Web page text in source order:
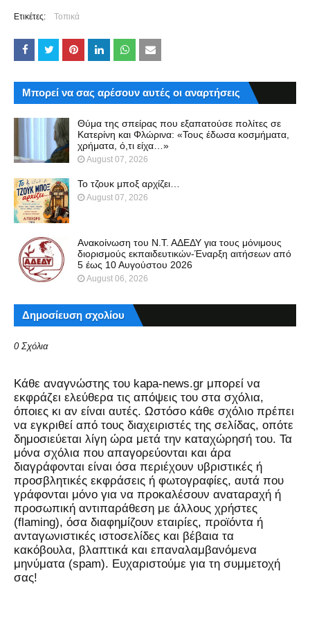
Ετικέτες: Τοπικά
Μπορεί να σας αρέσουν αυτές οι αναρτήσεις
Θύμα της σπείρας που εξαπατούσε πολίτες σε
Κατερίνη και Φλώρινα: «Τους έδωσα κοσμήματα,
χρήματα, ό,τι είχα…»
August 07, 2026
Το τζουκ μπoξ αρχίζει…
August 07, 2026
Ανακοίνωση του Ν.Τ. ΑΔΕΔΥ για τους μόνιμους
διορισμούς εκπαιδευτικών-Έναρξη αιτήσεων από
5 έως 10 Αυγούστου 2026
August 06, 2026
Δημοσίευση σχολίου
0 Σχόλια
Kάθε αναγνώστης του kapa-news.gr μπορεί να
εκφράζει ελεύθερα τις απόψεις του στα σχόλια,
όποιες κι αν είναι αυτές. Ωστόσο κάθε σχόλιο πρέπει
να εγκριθεί από τους διαχειριστές της σελίδας, οπότε
δημοσιεύεται λίγη ώρα μετά την καταχώρησή του. Τα
μόνα σχόλια που απαγορεύονται και άρα
διαγράφονται είναι όσα περιέχουν υβριστικές ή
προσβλητικές εκφράσεις ή φωτογραφίες, αυτά που
γράφονται μόνο για να προκαλέσουν αναταραχή ή
προσωπική αντιπαράθεση με άλλους χρήστες
(flaming), όσα διαφημίζουν εταιρίες, προϊόντα ή
ανταγωνιστικές ιστοσελίδες και βέβαια τα
κακόβουλα, βλαπτικά και επαναλαμβανόμενα
μηνύματα (spam). Ευχαριστούμε για τη συμμετοχή
σας!